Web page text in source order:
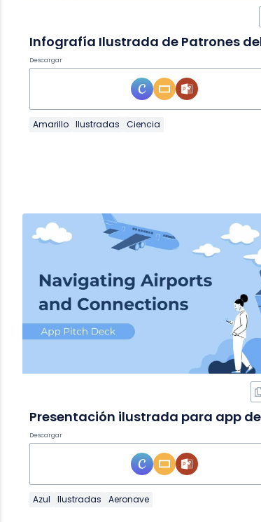
Descargar
Amarillo Ilustradas Ciencia
Descargar
Azul Ilustradas Aeronave